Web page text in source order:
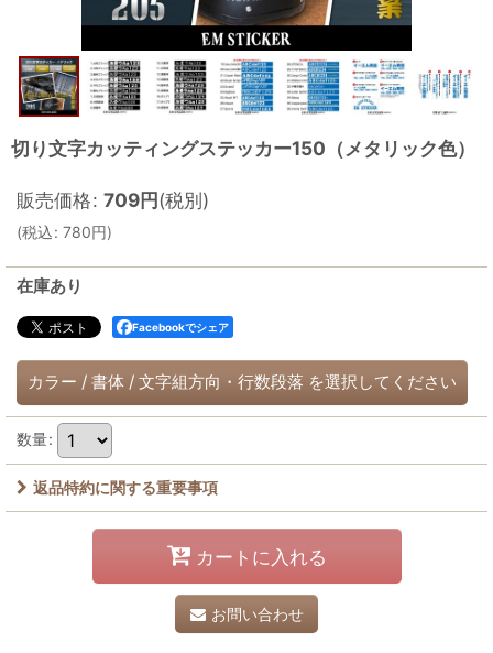
切り文字カッティングステッカー150（メタリック色）
販売価格: 709円(税別)
(税込: 780円)
在庫あり
Facebookでシェア
カラー / 書体 / 文字組方向・行数段落 を選択してください
数量:
返品特約に関する重要事項
カートに入れる
お問い合わせ